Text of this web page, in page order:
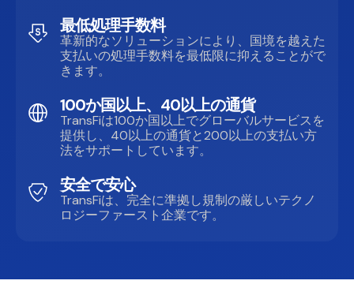
最低処理手数料
革新的なソリューションにより、国境を越えた
支払いの処理手数料を最低限に抑えることがで
きます。
100か国以上、40以上の通貨
TransFiは100か国以上でグローバルサービスを
提供し、40以上の通貨と200以上の支払い方
法をサポートしています。
安全で安心
TransFiは、完全に準拠し規制の厳しいテクノ
ロジーファースト企業です。